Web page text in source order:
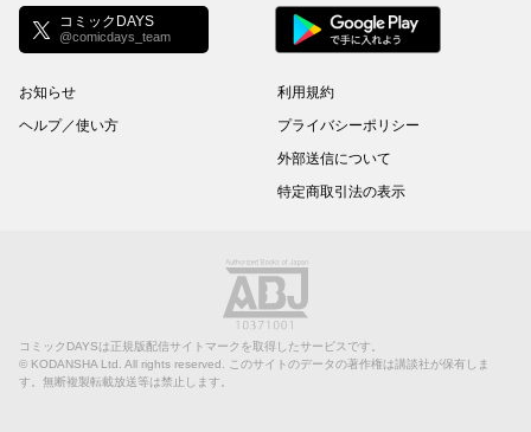
コミックDAYS
@comicdays_team
お知らせ
ヘルプ／使い方
利用規約
プライバシーポリシー
外部送信について
特定商取引法の表示
コミックDAYSは正規版配信サイトマークを取得したサービスです。
© KODANSHA Ltd. All rights reserved. このサイトのデータの著作権は講談社が保有しま
す。無断複製転載放送等は禁止します。